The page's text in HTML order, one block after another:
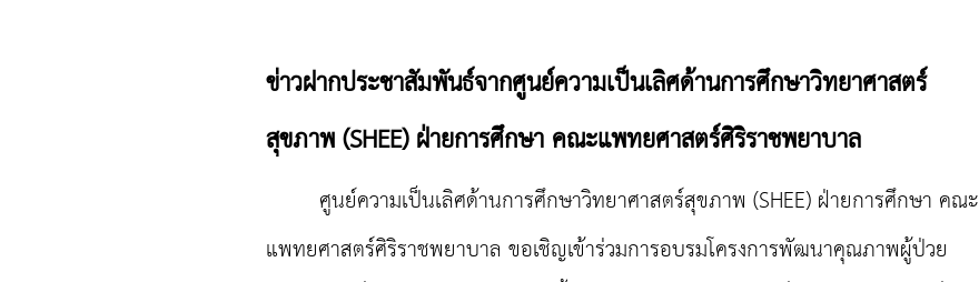
ข่าวฝากประชาสัมพันธ์จากศูนย์ความเป็นเลิศด้านการศึกษาวิทยาศาสตร์
สุขภาพ (SHEE) ฝ่ายการศึกษา คณะแพทยศาสตร์ศิริราชพยาบาล
ศูนย์ความเป็นเลิศด้านการศึกษาวิทยาศาสตร์สุขภาพ (SHEE) ฝ่ายการศึกษา คณะ
แพทยศาสตร์ศิริราชพยาบาล ขอเชิญเข้าร่วมการอบรมโครงการพัฒนาคุณภาพผู้ป่วย